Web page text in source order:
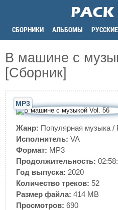
СБОРНИКИ АЛЬБОМЫ РУССКИЕ
В машине с
[Сборник]
MP3
Жанр: Популярная музыка /
Исполнитель: VA
Формат: MP3
Продолжительность:
Год выпуска: 2020
Количество треков: 52
Размер файла: 414 MB
Просмотров: 690